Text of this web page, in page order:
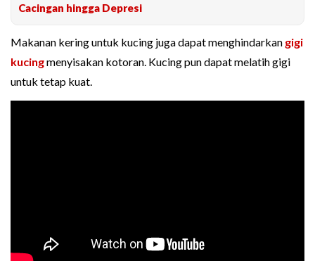
Cacingan hingga Depresi
Makanan kering untuk kucing juga dapat menghindarkan gigi
kucingmenyisakan kotoran. Kucing pun dapat melatih gigi
untuk tetap kuat.